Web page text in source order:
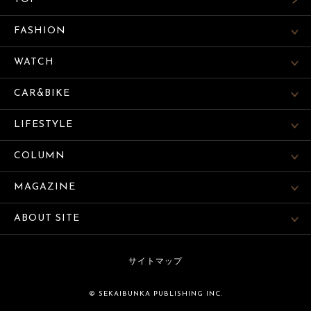
FASHION
WATCH
CAR&BIKE
LIFESTYLE
COLUMN
MAGAZINE
ABOUT SITE
サイトマップ
© SEKAIBUNKA PUBLISHING INC.